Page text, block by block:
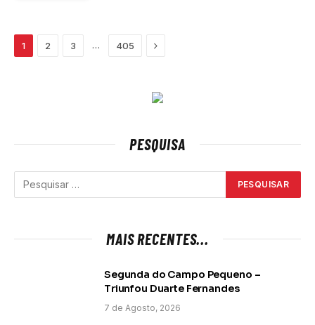
1 2 3 … 405 Next
PESQUISA
MAIS RECENTES...
Segunda do Campo Pequeno –
Triunfou Duarte Fernandes
7 de Agosto, 2026